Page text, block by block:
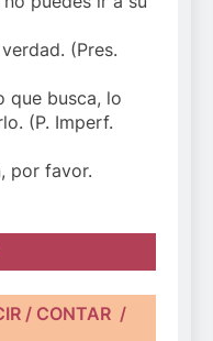
(Pres.
que busca, lo
(P. Imperf.
por favor.
/ CONTAR /